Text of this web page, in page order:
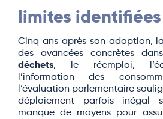
limites identifiées
Cinq ans après son adoption,
des avancées concrètes
déchets, le réemploi,
l’information des
l’évaluation parlementaire
déploiement parfois inégal
manque de moyens pour